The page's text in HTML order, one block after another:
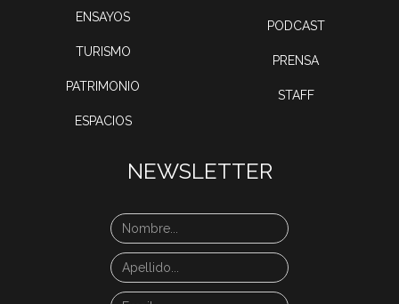
ENSAYOS
TURISMO
PATRIMONIO
ESPACIOS
PODCAST
PRENSA
STAFF
NEWSLETTER